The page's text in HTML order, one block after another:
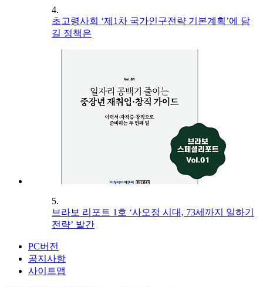
4.
초고령사회 ‘제1차 국가인구전략 기본계획’에 담
길 정책은
5.
브라보 리포트 1호 ‘사오정 시대, 73세까지 일하기
전략’ 발간
PC버전
공지사항
사이트맵